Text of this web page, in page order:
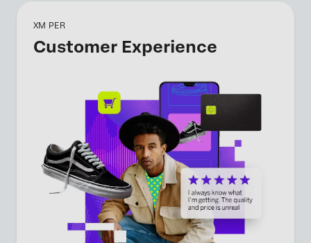
Richiesta prezzi
Nome*
XM PER
Customer Experience